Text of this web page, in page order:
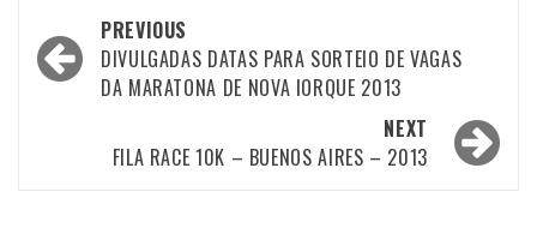
Post
navigation
PREVIOUS
DIVULGADAS DATAS PARA SORTEIO DE VAGAS
DA MARATONA DE NOVA IORQUE 2013
NEXT
FILA RACE 10K – BUENOS AIRES – 2013